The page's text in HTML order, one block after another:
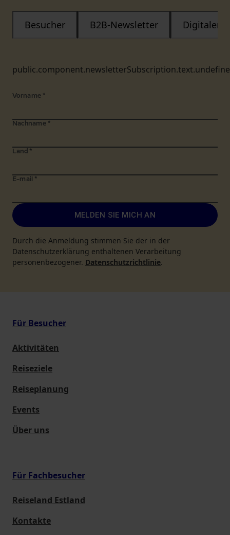
Besucher B2B-Newsletter Digitaler
Vorname *
Nachname *
Land *
E-mail *
MELDEN SIE MICH AN
Durch die Anmeldung stimmen Sie der in der
Datenschutzerklärung enthaltenen Verarbeitung
personenbezogener. Datenschutzrichtlinie.
Für Besucher
Aktivitäten
Reiseziele
Reiseplanung
Events
Über uns
Für Fachbesucher
Reiseland Estland
Kontakte